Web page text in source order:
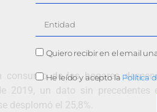
de los hogares
2019, un dato sin precedentes
desplomó el 25,8%.
Quiero recibir en el email
He leído y acepto la Política